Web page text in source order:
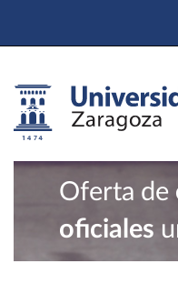
Oferta de
oficiales